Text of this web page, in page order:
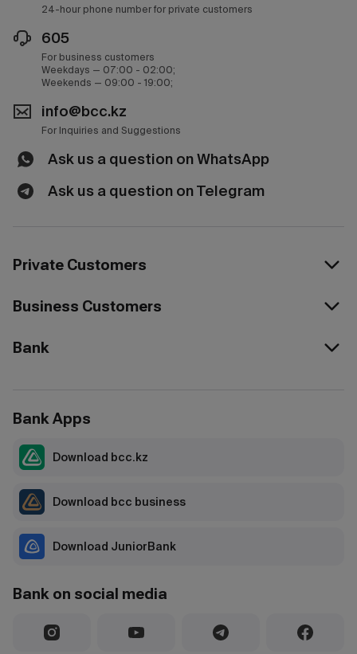
24-hour phone number for private customers
605
For business customers
Weekdays — 07:00 - 02:00;
Weekends — 09:00 - 19:00;
info@bcc.kz
For Inquiries and Suggestions
Ask us a question on WhatsApp
Ask us a question on Telegram
Private Customers
Business Customers
Bank
Bank on social media
Bank Apps
Download bcc.kz
Download bcc business
Download JuniorBank